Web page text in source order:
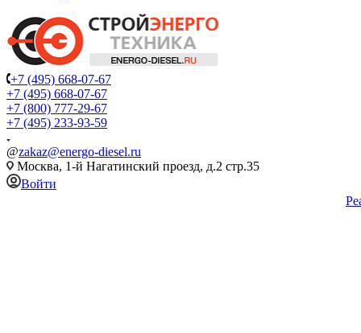
+7 (495) 668-07-67
+7 (495) 668-07-67
+7 (800) 777-29-67
+7 (495) 233-93-59
@zakaz@energo-diesel.ru
Москва, 1-й Нагатинский проезд, д.2 стр.35
Войти